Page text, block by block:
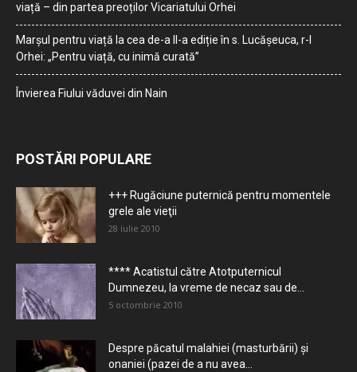
viață – din partea preoților Vicariatului Orhei
Marșul pentru viață la cea de-a II-a ediție în s. Lucășeuca, r-l
Orhei: „Pentru viață, cu inimă curată”
Învierea Fiului văduvei din Nain
POSTĂRI POPULARE
+++ Rugăciune puternică pentru momentele
grele ale vieţii
28 iulie 2010
**** Acatistul către Atotputernicul
Dumnezeu, la vreme de necaz sau de...
5 octombrie 2010
Despre păcatul malahiei (masturbării) şi
onaniei (pazei de a nu avea...